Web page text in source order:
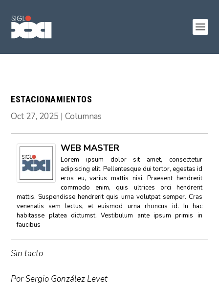
ESTACIONAMIENTOS
Oct 27, 2025 |Columnas
WEB MASTER
Lorem ipsum dolor sit amet, consectetur
adipiscing elit. Pellentesque dui tortor, egestas id
eros eu, varius mattis nisi. Praesent hendrerit
commodo enim, quis ultrices orci hendrerit
mattis. Suspendisse hendrerit quis urna volutpat semper. Cras
venenatis sem lectus, et euismod urna rhoncus id. In hac
habitasse platea dictumst. Vestibulum ante ipsum primis in
faucibus
Sin tacto
Por Sergio González Levet